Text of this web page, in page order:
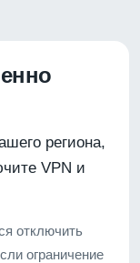
региона,
VPN и
отключить
ограничение